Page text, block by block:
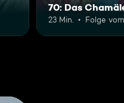
70: Das
23 Min. Folge